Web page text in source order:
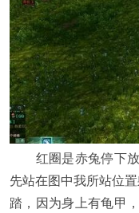
红圈是赤兔停下放
先站在图中我所站位
踏，因为身上有龟甲